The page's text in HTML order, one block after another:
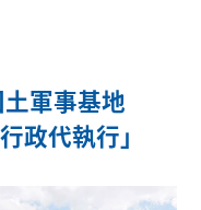
軍事基地
代執行」